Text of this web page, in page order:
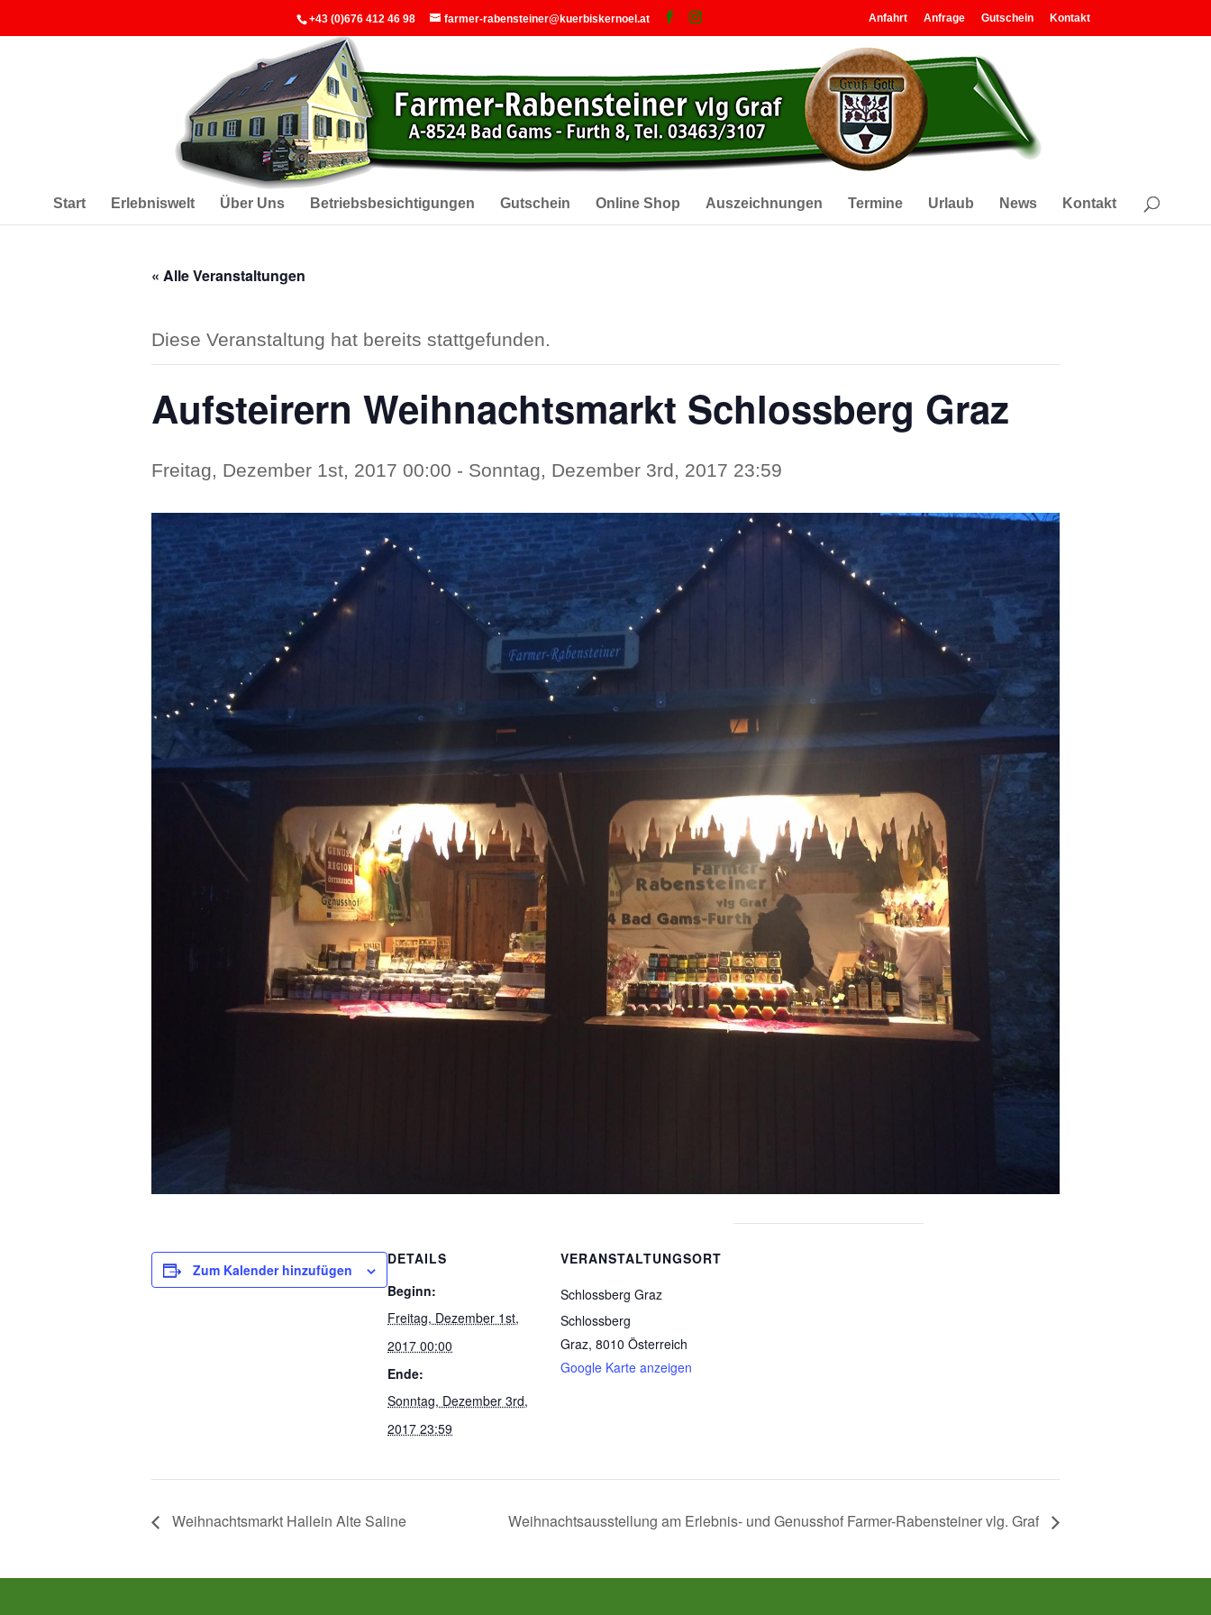
+43 (0)676 412 46 98 farmer-rabensteiner@kuerbiskernoel.at Anfahrt Anfrage Gutschein Kontakt
Start Erlebniswelt Über Uns Betriebsbesichtigungen Gutschein Online Shop Auszeichnungen Termine Urlaub News Kontakt
« Alle Veranstaltungen
Diese Veranstaltung hat bereits stattgefunden.
Aufsteirern Weihnachtsmarkt Schlossberg Graz
Freitag, Dezember 1st, 2017 00:00 - Sonntag, Dezember 3rd, 2017 23:59
Zum Kalender hinzufügen
DETAILS
Beginn:
Freitag, Dezember 1st,
2017 00:00
Ende:
Sonntag, Dezember 3rd,
2017 23:59
VERANSTALTUNGSORT
Schlossberg Graz
Schlossberg
Graz, 8010 Österreich
Google Karte anzeigen
Weihnachtsmarkt Hallein Alte Saline Weihnachtsausstellung am Erlebnis- und Genusshof Farmer-Rabensteiner vlg. Graf